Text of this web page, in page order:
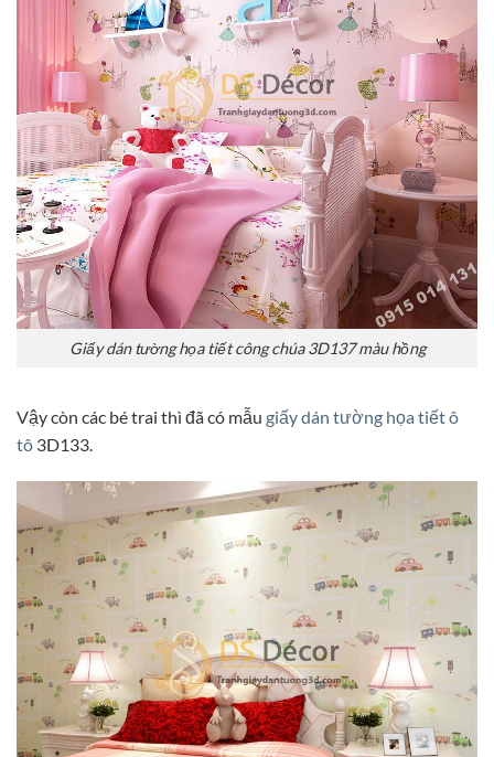
Giấy dán tường họa tiết công chúa 3D137 màu hồng
Vậy còn các bé trai thì đã có mẫu giấy dán tường họa tiết ô
tô 3D133.